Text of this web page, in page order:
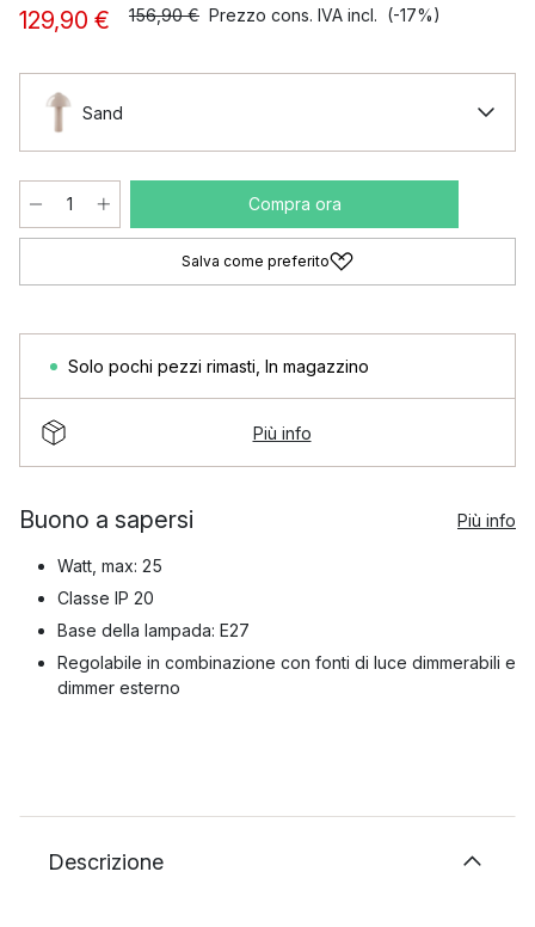
129,90 € 156,90 € Prezzo cons. IVA incl. (-17%)
Sand
Compra ora
Salva come preferito
Solo pochi pezzi rimasti In magazzino
Più info
Buono a sapersi Più info
Watt, max: 25
Classe IP 20
Base della lampada: E27
Regolabile in combinazione con fonti di luce dimmerabili e
dimmer esterno
Descrizione